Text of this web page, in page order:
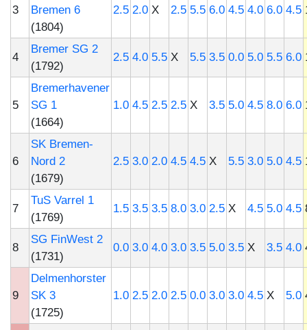
3
Bremen 6
(1804)
2.5 2.0 X 2.5 5.5 6.0 4.5 4.0 6.0 4.5
4
Bremer SG 2
(1792)
2.5 4.0 5.5 X 5.5 3.5 0.0 5.0 5.5 6.0
5
Bremerhavener
SG 1
(1664)
1.0 4.5 2.5 2.5 X 3.5 5.0 4.5 8.0 6.0
6
SK Bremen-
Nord 2
(1679)
2.5 3.0 2.0 4.5 4.5 X 5.5 3.0 5.0 4.5
7
TuS Varrel 1
(1769)
1.5 3.5 3.5 8.0 3.0 2.5 X 4.5 5.0 4.5
8
SG FinWest 2
(1731)
0.0 3.0 4.0 3.0 3.5 5.0 3.5 X 3.5 4.0
9
Delmenhorster
SK 3
(1725)
1.0 2.5 2.0 2.5 0.0 3.0 3.0 4.5 X 5.0